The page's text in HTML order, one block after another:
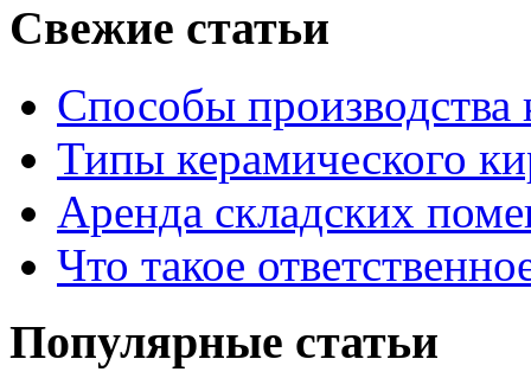
Свежие статьи
Способы производства
Типы керамического
Аренда складских
Что такое
Популярные статьи